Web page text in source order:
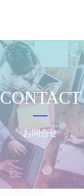
CONTACT
お問合せ